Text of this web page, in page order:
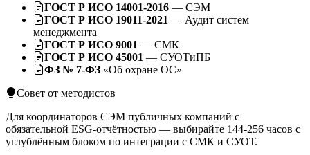
ГОСТ Р ИСО 14001-2016 — СЭМ
ГОСТ Р ИСО 19011-2021 — Аудит систем
менеджмента
ГОСТ Р ИСО 9001 — СМК
ГОСТ Р ИСО 45001 — СУОТиПБ
ФЗ № 7-ФЗ «Об охране ОС»
Совет от методистов
Для координаторов СЭМ публичных компаний с
обязательной ESG-отчётностью — выбирайте 144-256 часов с
углублённым блоком по интеграции с СМК и СУОТ.